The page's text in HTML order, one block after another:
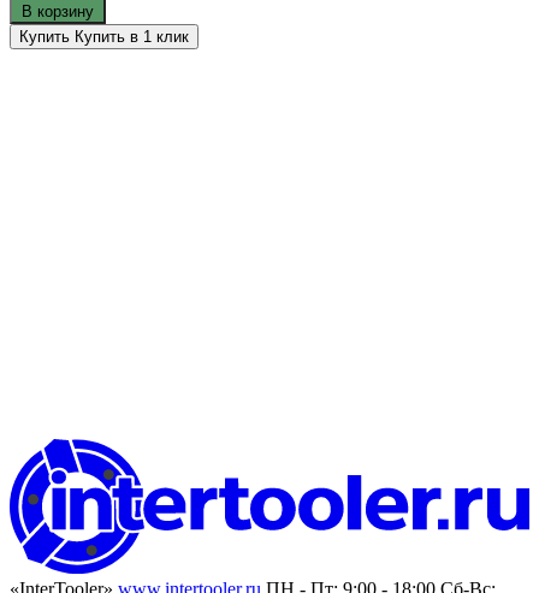
В корзину
Купить Купить в 1 клик